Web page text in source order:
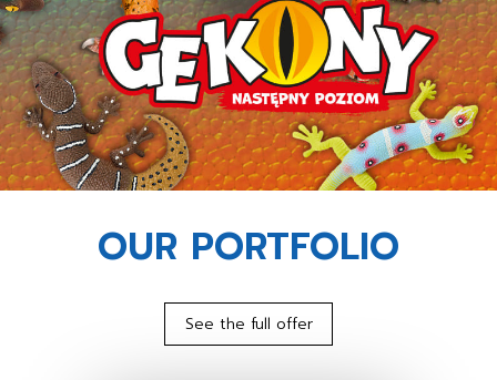
OUR PORTFOLIO
See the full offer